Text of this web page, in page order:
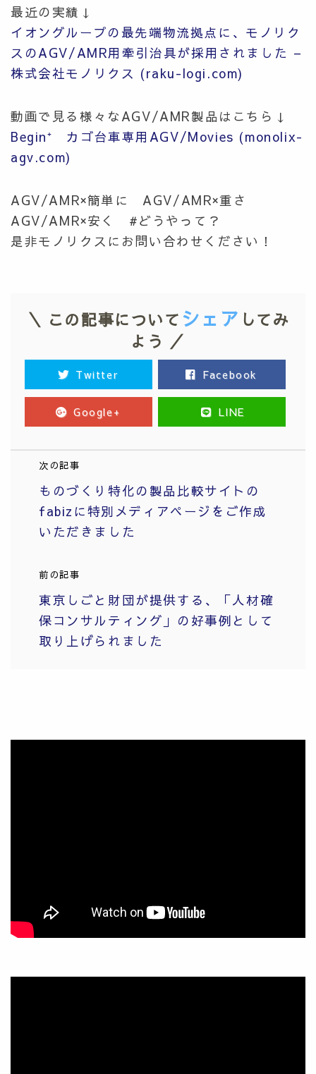
最近の実績↓
イオングループの最先端物流拠点に、モノリク
スのAGV/AMR用牽引治具が採用されました –
株式会社モノリクス (raku-logi.com)
動画で見る様々なAGV/AMR製品はこちら↓
Begin⁺ カゴ台車専用AGV/Movies (monolix-
agv.com)
AGV/AMR×簡単に AGV/AMR×重さ
AGV/AMR×安く #どうやって？
是非モノリクスにお問い合わせください！
＼ この記事について シェア してみ
よう ／
Twitter Facebook
Google+ LINE
次の記事
ものづくり特化の製品比較サイトの
fabizに特別メディアページをご作成
いただきました
前の記事
東京しごと財団が提供する、「人材確
保コンサルティング」の好事例として
取り上げられました